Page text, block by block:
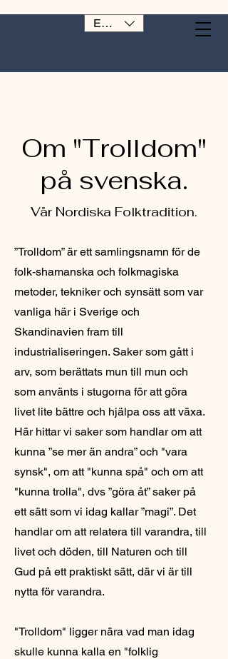
EUR (€)
Om "Trolldom"
på svenska.
Vår Nordiska Folktradition.
”Trolldom” är ett samlingsnamn för de
folk-shamanska och folkmagiska
metoder, tekniker och synsätt som var
vanliga här i Sverige och
Skandinavien fram till
industrialiseringen. Saker som gått i
arv, som berättats mun till mun och
som använts i stugorna för att göra
livet lite bättre och hjälpa oss att växa.
Här hittar vi saker som handlar om att
kunna ”se mer än andra” och "vara
synsk", om att "kunna spå" och om att
"kunna trolla", dvs ”göra åt” saker på
ett sätt som vi idag kallar ”magi”. Det
handlar om att relatera till varandra, till
livet och döden, till Naturen och till
Gud på ett praktiskt sätt, där vi är till
nytta för varandra.
"Trolldom" ligger nära vad man idag
skulle kunna kalla en "folklig